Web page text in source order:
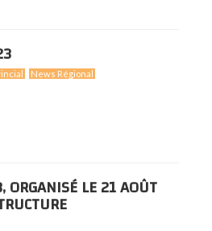
News Régional
ORGANISÉ LE 21 AOÛT